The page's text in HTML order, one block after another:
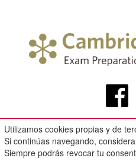
Callejón de los
Utilizamos cookies propias y de
Si continúas navegando,
Siempre podrás revocar tu